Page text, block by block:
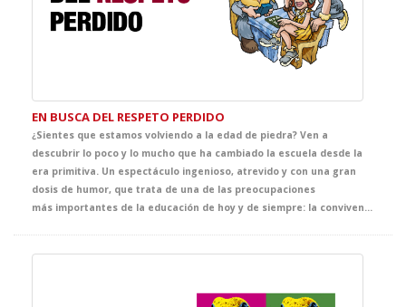
EN BUSCA DEL RESPETO PERDIDO
¿Sientes que estamos volviendo a la edad de piedra? Ven a
descubrir lo poco y lo mucho que ha cambiado la escuela desde la
era primitiva. Un espectáculo ingenioso, atrevido y con una gran
dosis de humor, que trata de una de las preocupaciones